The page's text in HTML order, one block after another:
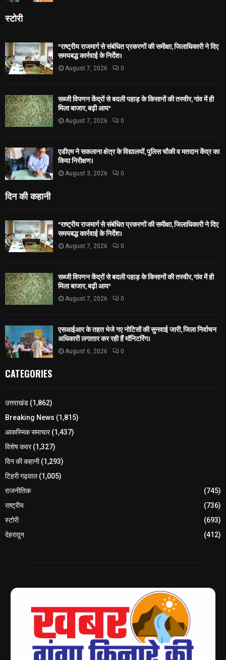
स्टोरी
*राष्ट्रीय राजमार्ग से संबंधित प्रकरणों की समीक्षा, जिलाधिकारी ने दिए
समयबद्ध कार्रवाई के निर्देश।
August 7, 2026 0
सब्जी विपणन केंद्रों से बदली पहाड़ के किसानों की तस्वीर, गांव में ही
मिला बाजार, बढ़ी आय*
August 7, 2026 0
एडीएम ने सकलाना क्षेत्र के विद्यालयों, पुलिस चौकी व मतदान केंद्र का
किया निरीक्षण।
August 3, 2026 0
दिन की कहानी
*राष्ट्रीय राजमार्ग से संबंधित प्रकरणों की समीक्षा, जिलाधिकारी ने दिए
समयबद्ध कार्रवाई के निर्देश।
August 7, 2026 0
सब्जी विपणन केंद्रों से बदली पहाड़ के किसानों की तस्वीर, गांव में ही
मिला बाजार, बढ़ी आय*
August 7, 2026 0
एसआईआर के तहत भेजे गए नोटिसों की सुनवाई जारी, जिला निर्वाचन
अधिकारी लगातार कर रही हैं मॉनिटरिंग।
August 6, 2026 0
CATEGORIES
उत्तराखंड (1,862)
Breaking News (1,815)
आकस्मिक समाचार(1,437)
विशेष कवर(1,327)
दिन की कहानी(1,293)
टिहरी गढ़वाल(1,005)
राजनीतिक
(745)
राष्ट्रीय
(736)
स्टोरी
(693)
देहरादून
(412)